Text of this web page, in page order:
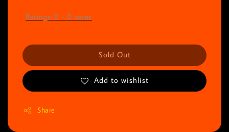
Ratings: 0 - 0 votes
Sold Out
Add to wishlist
Share